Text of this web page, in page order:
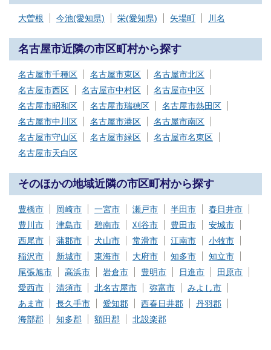
大曽根 今池(愛知県) 栄(愛知県) 矢場町 川名
名古屋市近隣の市区町村から探す
名古屋市千種区 名古屋市東区
名古屋市北区
名古屋市西区
名古屋市中村区
名古屋市中区
名古屋市昭和区
名古屋市瑞穂区
名古屋市熱田区
名古屋市中川区
名古屋市港区
名古屋市南区
名古屋市守山区
名古屋市緑区
名古屋市名東区
名古屋市天白区
そのほかの地域近隣の市区町村から探す
豊橋市 岡崎市 一宮市 瀬戸市 半田市
春日井市
豊川市
津島市 碧南市 刈谷市 豊田市
安城市
西尾市
蒲郡市 犬山市 常滑市 江南市
小牧市
稲沢市
新城市 東海市 大府市 知多市
知立市
尾張旭市
高浜市 岩倉市 豊明市 日進市
田原市
愛西市
清須市 北名古屋市 弥富市
みよし市
あま市
長久手市 愛知郡 西春日井郡
丹羽郡
海部郡
知多郡 額田郡 北設楽郡